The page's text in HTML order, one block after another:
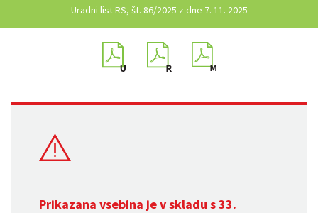
Uradni list RS, št. 86/2025 z dne 7. 11. 2025
Prikazana vsebina je v skladu s 33.